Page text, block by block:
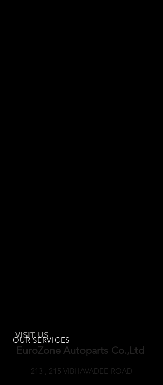
VISIT US
OUR SERVICES
EuroZone Autoparts Co.,Ltd
213 , 215 VIBHAVADEE ROAD